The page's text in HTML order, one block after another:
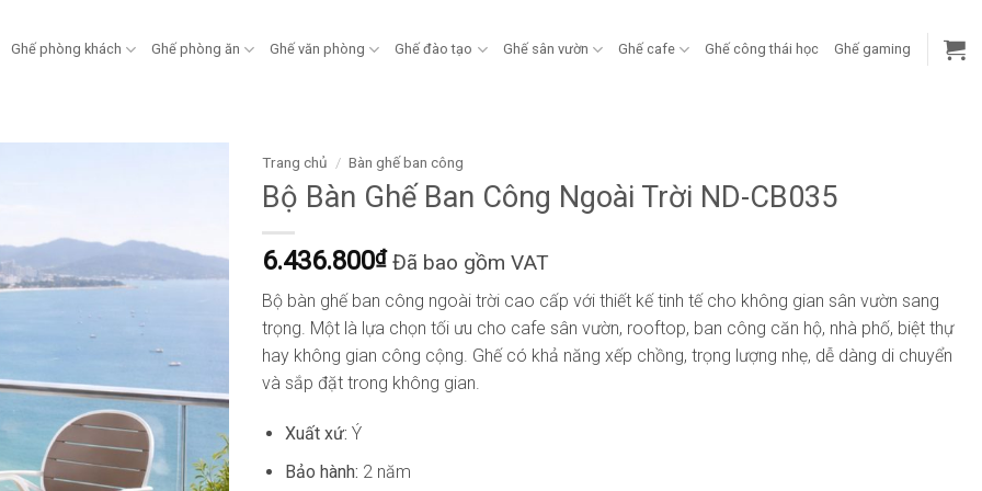
Ghế phòng khách Ghế phòng ăn Ghế văn phòng Ghế đào tạo Ghế sân vườn Ghế cafe Ghế công thái học Ghế gaming
Trang chủ / Bàn ghế ban công
Bộ Bàn Ghế Ban Công Ngoài Trời ND-CB035
6.436.800₫ Đã bao gồm VAT
Bộ bàn ghế ban công ngoài trời cao cấp với thiết kế tinh tế cho không gian sân vườn sang
trọng. Một là lựa chọn tối ưu cho cafe sân vườn, rooftop, ban công căn hộ, nhà phố, biệt thự
hay không gian công cộng. Ghế có khả năng xếp chồng, trọng lượng nhẹ, dễ dàng di chuyển
và sắp đặt trong không gian.
Xuất xứ: Ý
Bảo hành: 2 năm